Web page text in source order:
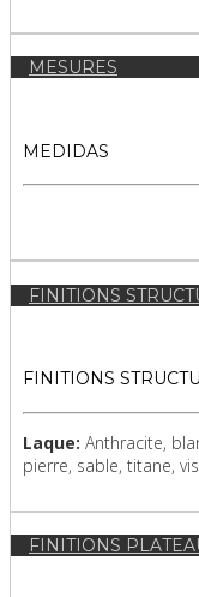
MESURES
MEDIDAS
FINITIONS
FINITIONS
Laque: Anthracite,
pierre, sable, titane,
FINITIONS